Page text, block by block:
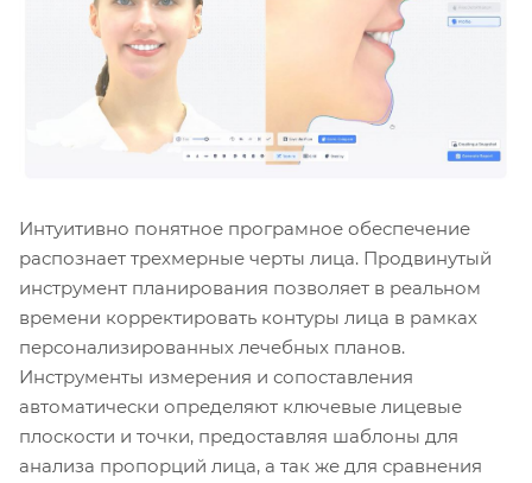
Интуитивно понятное програмное обеспечение
распознает трехмерные черты лица. Продвинутый
инструмент планирования позволяет в реальном
времени корректировать контуры лица в рамках
персонализированных лечебных планов.
Инструменты измерения и сопоставления
автоматически определяют ключевые лицевые
плоскости и точки, предоставляя шаблоны для
анализа пропорций лица, а так же для сравнения